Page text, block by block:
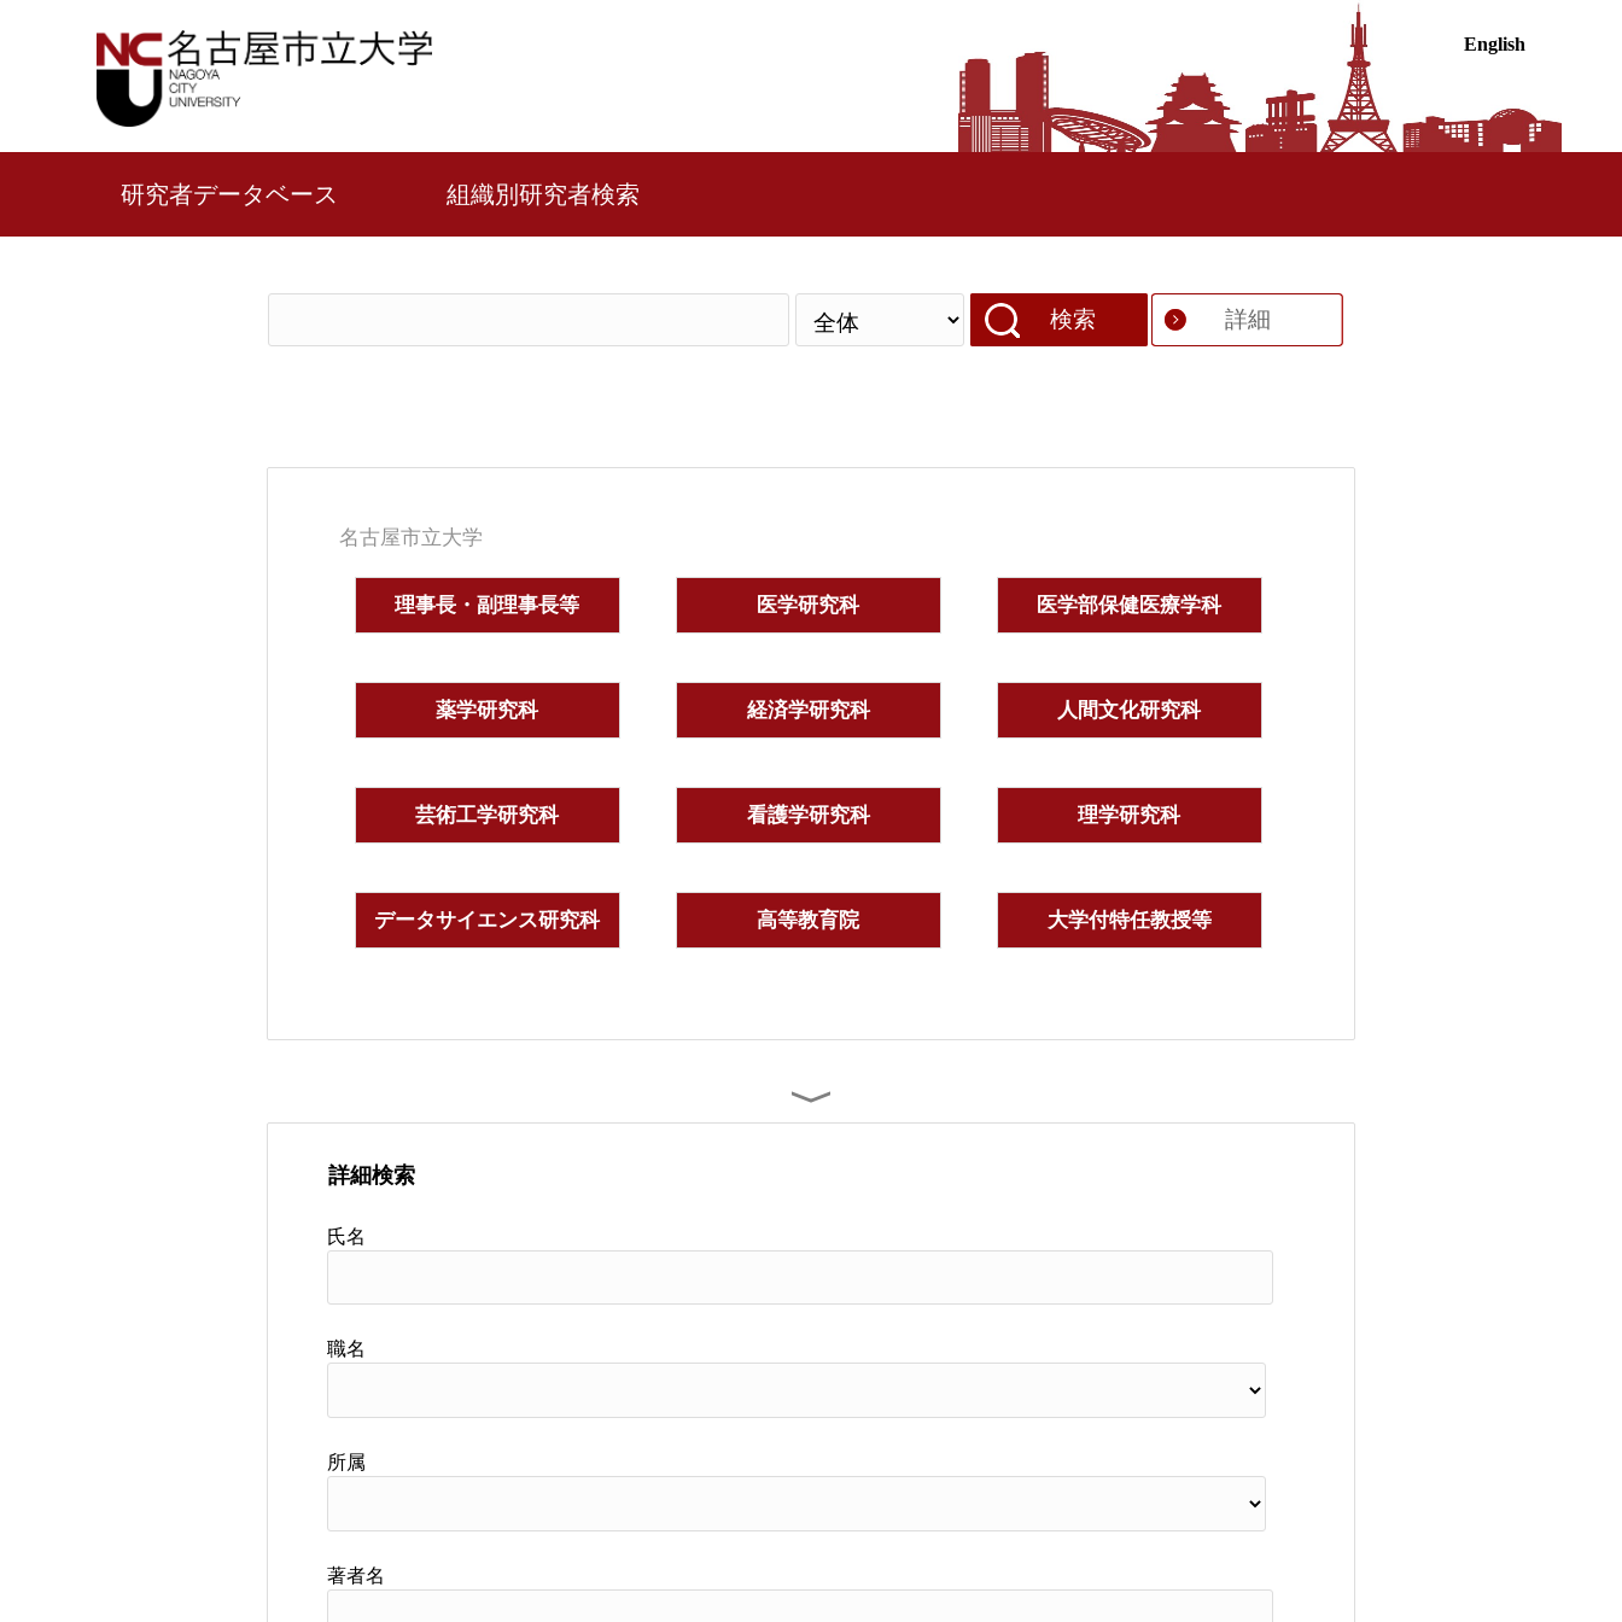
English
研究者データベース 組織別研究者検索
検索 詳細
名古屋市立大学
理事長・副理事長等 医学研究科 医学部保健医療学科
薬学研究科 経済学研究科 人間文化研究科
芸術工学研究科 看護学研究科 理学研究科
データサイエンス研究科 高等教育院 大学付特任教授等
詳細検索
氏名
職名
所属
著者名